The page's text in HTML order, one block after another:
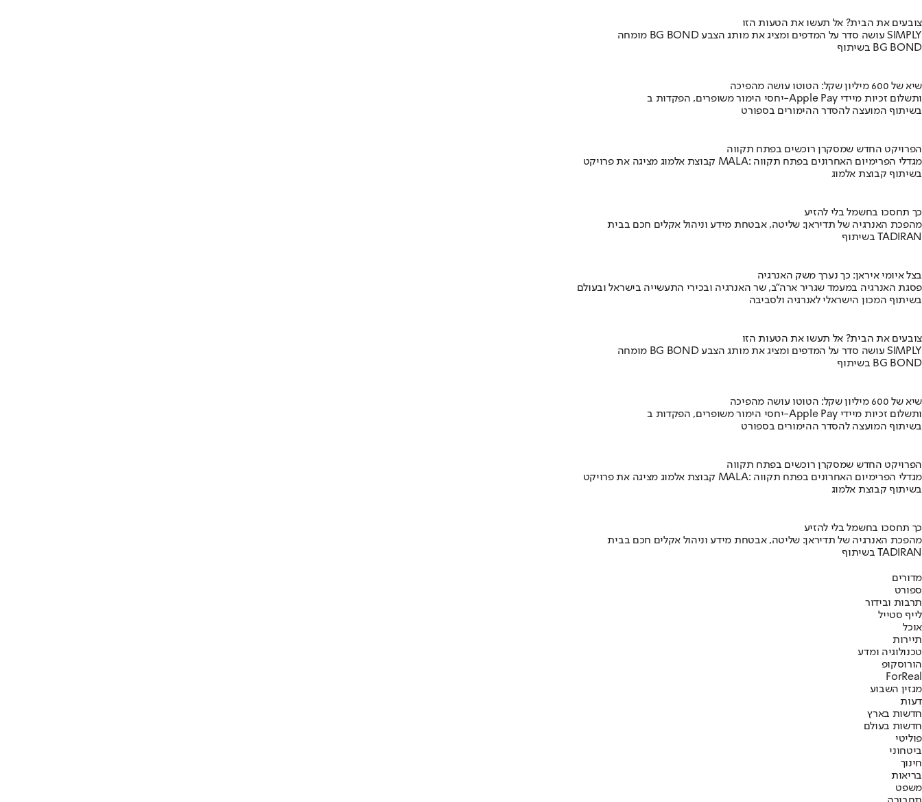
צובעים את הבית? אל תעשו את הטעות הזו
מומחה BG BOND עושה סדר על המדפים ומציג את מותג הצבע SIMPLY
בשיתוף BG BOND
שיא של 600 מיליון שקל: הטוטו עושה מהפיכה
יחסי הימור משופרים, הפקדות ב-Apple Pay ותשלום זכיות מיידי
בשיתוף המועצה להסדר ההימורים בספורט
הפרויקט החדש שמסקרן רוכשים בפתח תקווה
קבוצת אלמוג מציגה את פרויקט MALA: מגדלי הפרימיום האחרונים בפתח תקווה
בשיתוף קבוצת אלמוג
כך תחסכו בחשמל בלי להזיע
מהפכת האנרגיה של תדיראן: שליטה, אבטחת מידע וניהול אקלים חכם בבית
בשיתוף TADIRAN
בצל איומי איראן: כך נערך משק האנרגיה
פסגת האנרגיה במעמד שגריר ארה"ב, שר האנרגיה ובכירי התעשייה בישראל ובעולם
בשיתוף המכון הישראלי לאנרגיה ולסביבה
צובעים את הבית? אל תעשו את הטעות הזו
מומחה BG BOND עושה סדר על המדפים ומציג את מותג הצבע SIMPLY
בשיתוף BG BOND
שיא של 600 מיליון שקל: הטוטו עושה מהפיכה
יחסי הימור משופרים, הפקדות ב-Apple Pay ותשלום זכיות מיידי
בשיתוף המועצה להסדר ההימורים בספורט
הפרויקט החדש שמסקרן רוכשים בפתח תקווה
קבוצת אלמוג מציגה את פרויקט MALA: מגדלי הפרימיום האחרונים בפתח תקווה
בשיתוף קבוצת אלמוג
כך תחסכו בחשמל בלי להזיע
מהפכת האנרגיה של תדיראן: שליטה, אבטחת מידע וניהול אקלים חכם בבית
בשיתוף TADIRAN
מדורים
ספורט
תרבות ובידור
לייף סטייל
אוכל
תיירות
טכנולוגיה ומדע
הורוסקופ
ForReal
מגזין השבוע
דעות
חדשות בארץ
חדשות בעולם
פוליטי
ביטחוני
חינוך
בריאות
משפט